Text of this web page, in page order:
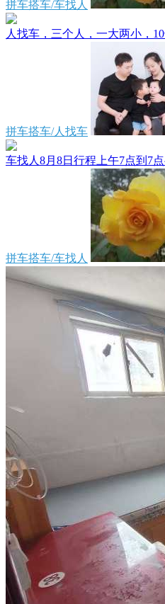
拼车搭车/车找人
人找车，三个人，一大两小，
拼车搭车/人找车
车找人8月8日行程上午7点到7
拼车搭车/车找人